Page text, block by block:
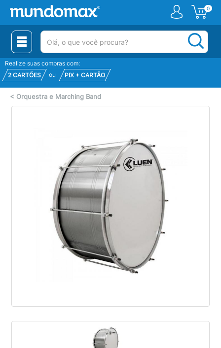
0
(pesquisar)
Realize suas compras com:
2 CARTÕES
ou PIX + CARTÃO
< Orquestra e Marching Band